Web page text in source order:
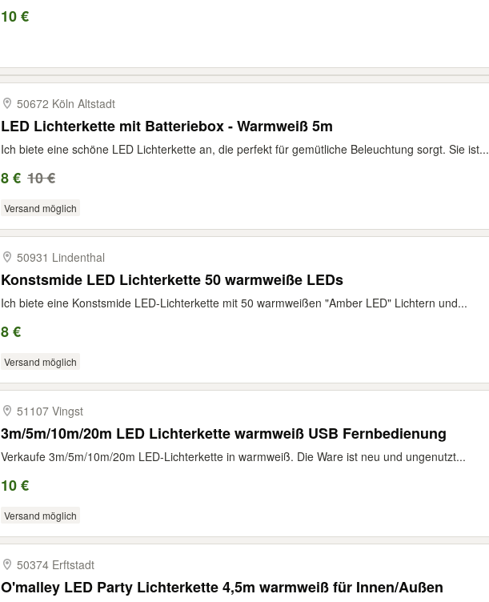
10 €
50672 Köln Altstadt
LED Lichterkette mit Batteriebox - Warmweiß 5m
Ich biete eine schöne LED Lichterkette an, die perfekt für gemütliche Beleuchtung sorgt. Sie ist...
8 € 10 €
Versand möglich
50931 Lindenthal
Konstsmide LED Lichterkette 50 warmweiße LEDs
Ich biete eine Konstsmide LED-Lichterkette mit 50 warmweißen "Amber LED" Lichtern und...
8 €
Versand möglich
51107 Vingst
3m/5m/10m/20m LED Lichterkette warmweiß USB Fernbedienung
Verkaufe 3m/5m/10m/20m LED-Lichterkette in warmweiß. Die Ware ist neu und ungenutzt...
10 €
Versand möglich
50374 Erftstadt
O'malley LED Party Lichterkette 4,5m warmweiß für Innen/Außen